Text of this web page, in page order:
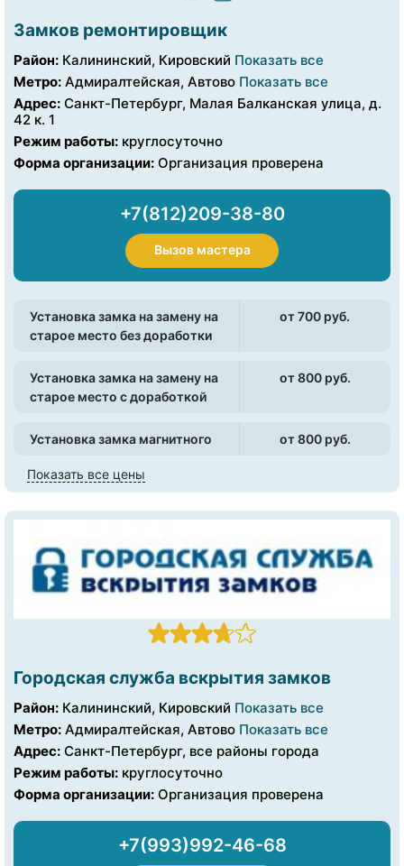
Замков ремонтировщик
Район: Калининский, Кировский Показать все
Метро: Адмиралтейская, Автово Показать все
Адрес: Санкт-Петербург, Малая Балканская улица, д.
42 к. 1
Режим работы: круглосуточно
Форма организации: Организация проверена
+7(812)209-38-80
Вызов мастера
Установка замка на замену на
старое место без доработки
от 700 pуб.
Установка замка на замену на
старое место с доработкой
от 800 pуб.
Установка замка магнитного от 800 pуб.
Показать все цены
Городская служба вскрытия замков
Район: Калининский, Кировский Показать все
Метро: Адмиралтейская, Автово Показать все
Адрес: Санкт-Петербург, все районы города
Режим работы: круглосуточно
Форма организации: Организация проверена
+7(993)992-46-68